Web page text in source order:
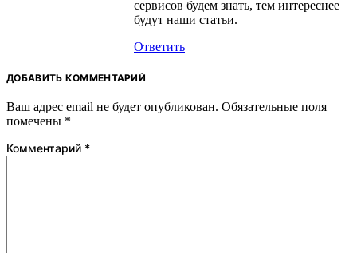
сервисов будем знать, тем интереснее
будут наши статьи.
Ответить
ДОБАВИТЬ КОММЕНТАРИЙ
Ваш адрес email не будет опубликован. Обязательные поля
помечены *
Комментарий *